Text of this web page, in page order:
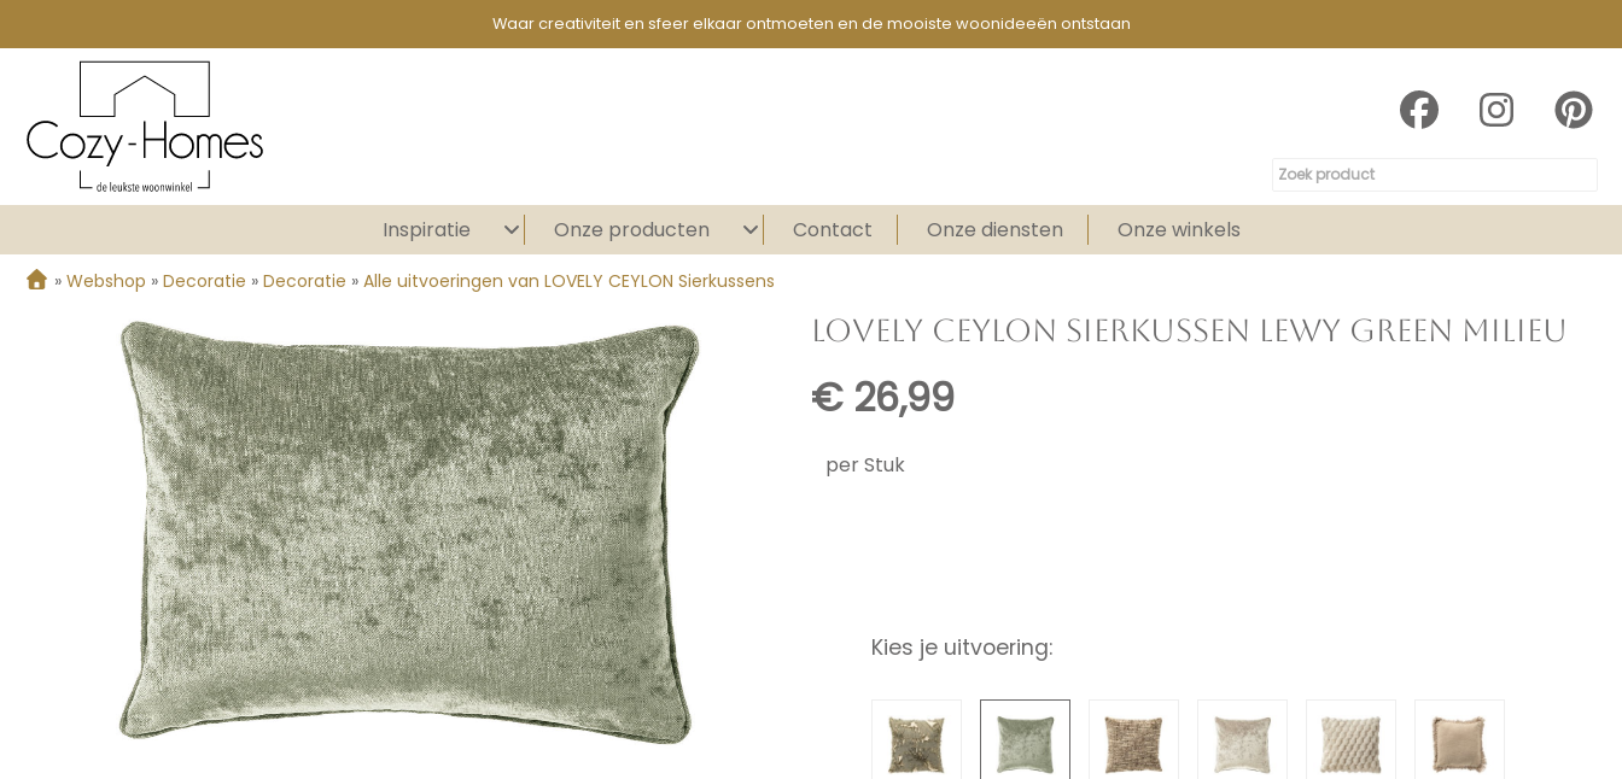
Waar creativiteit en sfeer elkaar ontmoeten en de mooiste woonideeën ontstaan
Inspiratie Onze producten Contact Onze diensten Onze winkels
» Webshop » Decoratie » Decoratie » Alle uitvoeringen van LOVELY CEYLON Sierkussens
LOVELY CEYLON SIERKUSSEN LEWY GREEN MILIEU
€ 26,99
per Stuk
Kies je uitvoering: